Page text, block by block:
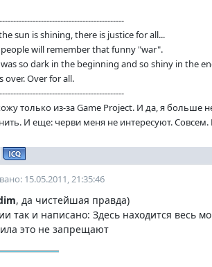
sun is shining, there is justice for all...
will remember that funny "war".
so dark in the beginning and so shiny in the
over. Over for all.
только из-за Game Project. И да, я больше
И еще: черви меня не интересуют.
15.05.2011, 21:35:46
, да чистейшая правда)
так и написано: Здесь находится весь
это не запрещают